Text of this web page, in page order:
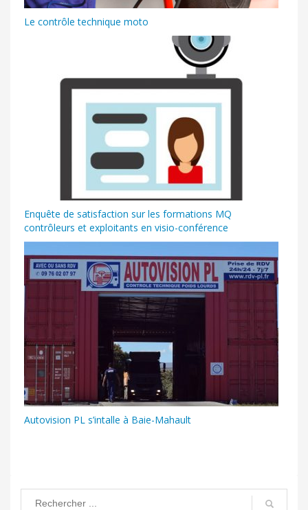
Le contrôle technique moto
Enquête de satisfaction sur les formations MQ
contrôleurs et exploitants en visio-conférence
Autovision PL s’intalle à Baie-Mahault